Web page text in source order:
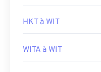
HKT à WIT
WITA à WIT